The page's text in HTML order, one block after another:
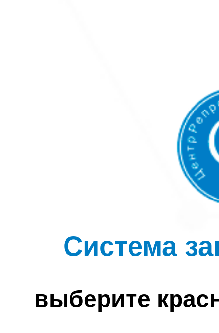
Система
выберите